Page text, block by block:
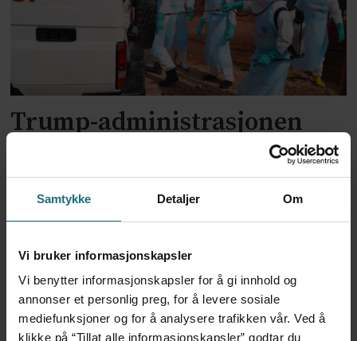
Samtykke Detaljer Om
Vi bruker informasjonskapsler
Vi benytter informasjonskapsler for å gi innhold og
annonser et personlig preg, for å levere sosiale
mediefunksjoner og for å analysere trafikken vår. Ved å
klikke på “Tillat alle informasjonskapsler” godtar du
Trump-administrasjonen
bevilger over 2 milliarder til
kampen mot ebola